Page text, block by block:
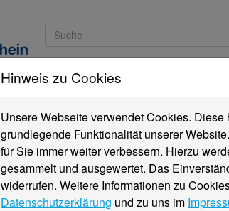
Studieninteressierte
Hinweis zu Cookies
Unsere Webseite verwendet Cookies.
grundlegende Funktionalität unserer
für Sie immer weiter verbessern. Hierzu
gesammelt und ausgewertet. Das
widerrufen. Weitere Informationen zu
Datenschutzerklärung und zu uns im